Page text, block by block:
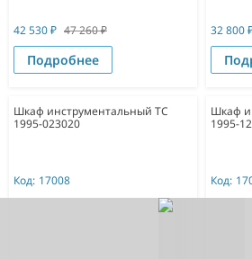
42 530₽ 47 260₽
Подробнее
32 800
Шкаф инструментальный TC
1995-023020
Код: 17008
Шкаф
1995-
Код: